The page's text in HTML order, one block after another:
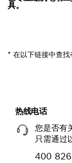
具。
* 在以下链接中查找
热线电话
您是否有
只需通过
400